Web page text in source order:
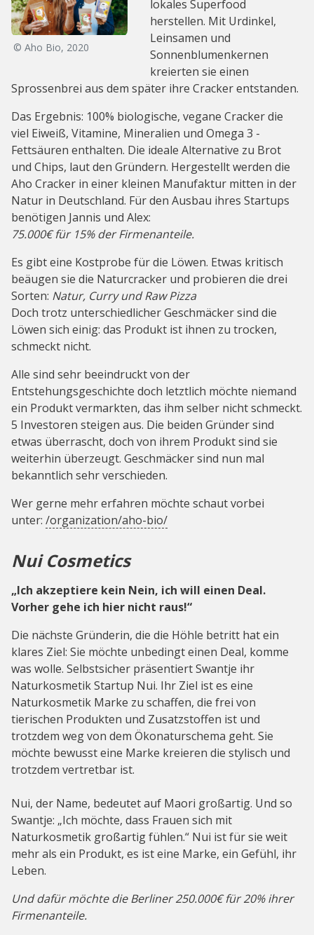
© Aho Bio, 2020
lokales Superfood
herstellen. Mit Urdinkel,
Leinsamen und
Sonnenblumenkernen
kreierten sie einen
Sprossenbrei aus dem später ihre Cracker entstanden.
Das Ergebnis: 100% biologische, vegane Cracker die
viel Eiweiß, Vitamine, Mineralien und Omega 3 -
Fettsäuren enthalten. Die ideale Alternative zu Brot
und Chips, laut den Gründern. Hergestellt werden die
Aho Cracker in einer kleinen Manufaktur mitten in der
Natur in Deutschland. Für den Ausbau ihres Startups
benötigen Jannis und Alex:
75.000€ für 15% der Firmenanteile.
Es gibt eine Kostprobe für die Löwen. Etwas kritisch
beäugen sie die Naturcracker und probieren die drei
Sorten: Natur, Curry und Raw Pizza
Doch trotz unterschiedlicher Geschmäcker sind die
Löwen sich einig: das Produkt ist ihnen zu trocken,
schmeckt nicht.
Alle sind sehr beeindruckt von der
Entstehungsgeschichte doch letztlich möchte niemand
ein Produkt vermarkten, das ihm selber nicht schmeckt.
5 Investoren steigen aus. Die beiden Gründer sind
etwas überrascht, doch von ihrem Produkt sind sie
weiterhin überzeugt. Geschmäcker sind nun mal
bekanntlich sehr verschieden.
Wer gerne mehr erfahren möchte schaut vorbei
unter: /organization/aho-bio/
Nui Cosmetics
„Ich akzeptiere kein Nein, ich will einen Deal.
Vorher gehe ich hier nicht raus!“
Die nächste Gründerin, die die Höhle betritt hat ein
klares Ziel: Sie möchte unbedingt einen Deal, komme
was wolle. Selbstsicher präsentiert Swantje ihr
Naturkosmetik Startup Nui. Ihr Ziel ist es eine
Naturkosmetik Marke zu schaffen, die frei von
tierischen Produkten und Zusatzstoffen ist und
trotzdem weg von dem Ökonaturschema geht. Sie
möchte bewusst eine Marke kreieren die stylisch und
trotzdem vertretbar ist.
Nui, der Name, bedeutet auf Maori großartig. Und so
Swantje: „Ich möchte, dass Frauen sich mit
Naturkosmetik großartig fühlen.“ Nui ist für sie weit
mehr als ein Produkt, es ist eine Marke, ein Gefühl, ihr
Leben.
Und dafür möchte die Berliner 250.000€ für 20% ihrer
Firmenanteile.